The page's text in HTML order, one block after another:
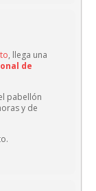
, llega una
de
pabellón
y de